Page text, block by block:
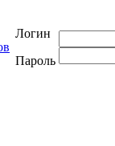
Логин
Пароль